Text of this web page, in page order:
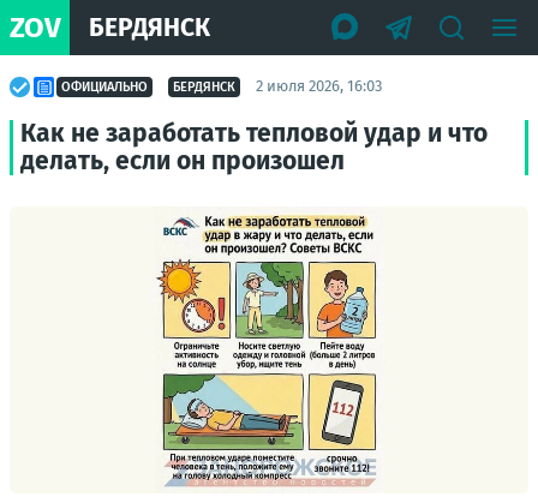
ZOV БЕРДЯНСК
ОФИЦИАЛЬНО БЕРДЯНСК 2 июля 2026, 16:03
Как не заработать тепловой удар и что
делать, если он произошел